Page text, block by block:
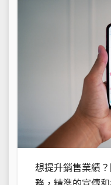
想提升銷售業績